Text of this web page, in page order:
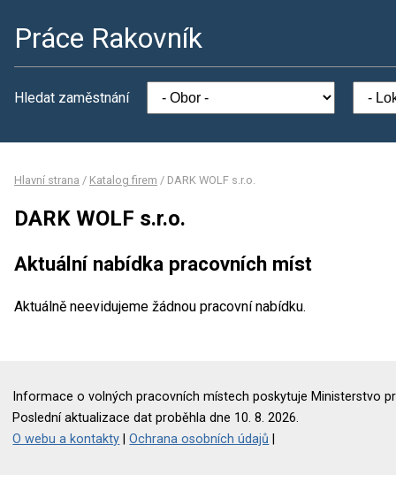
Práce Rakovník
Hledat zaměstnání
Hlavní strana / Katalog firem / DARK WOLF s.r.o.
DARK WOLF s.r.o.
Aktuální nabídka pracovních míst
Aktuálně neevidujeme žádnou pracovní nabídku.
Informace o volných pracovních místech poskytuje Ministerstvo
Poslední aktualizace dat proběhla dne 10. 8. 2026.
O webu a kontakty |Ochrana osobních údajů